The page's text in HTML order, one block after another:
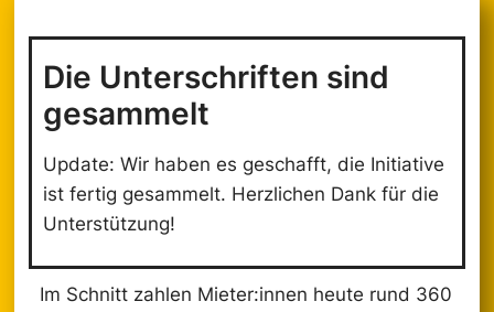
Die Unterschriften sind
gesammelt
Update: Wir haben es geschafft, die Initiative
ist fertig gesammelt. Herzlichen Dank für die
Unterstützung!
Im Schnitt zahlen Mieter:innen heute rund 360